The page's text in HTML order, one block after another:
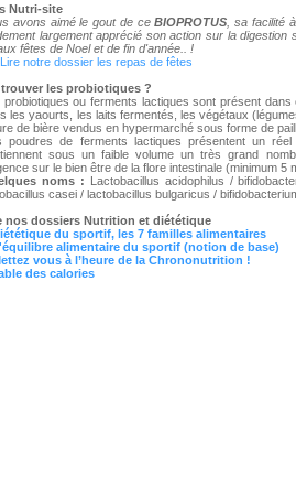
Nutri-site
avons aimé le gout de ceBIOPROTUS , sa facilité
largement apprécié son action sur la
fêtes de Noel et de fin d'année.. !
notre dossier les repas de fêtes
les probiotiques ?
probiotiques ou ferments lactiques sont présent
les yaourts, les laits fermentés, les végétaux
de bière vendus en hypermarché sous forme de
poudres de ferments lactiques présentent un réel
sous un faible volume un très grand
sur le bien être de la flore intestinale (minimum 5
noms : Lactobacillus acidophilus /
casei / lactobacillus bulgaricus /
nos dossiers Nutrition et diététique
du sportif, les 7 familles alimentaires
alimentaire du sportif (notion de base)
vous à l’heure de la Chrononutrition !
des calories